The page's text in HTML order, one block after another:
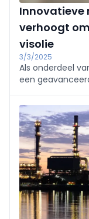
Innovatieve
verhoogt
visolie
3/3/2025
Als onderdeel
een